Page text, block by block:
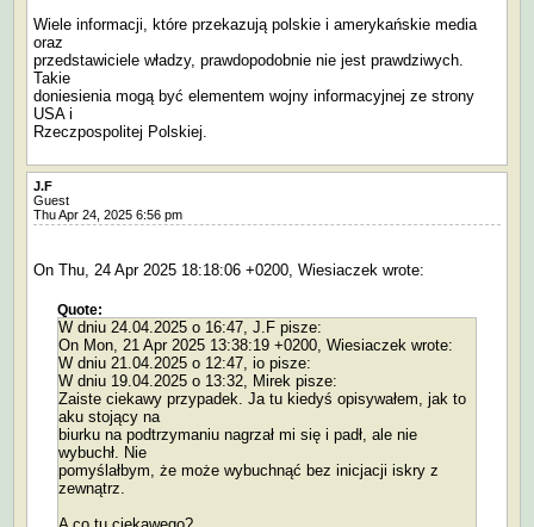
Wiele informacji, które przekazują polskie i amerykańskie media
oraz
przedstawiciele władzy, prawdopodobnie nie jest prawdziwych.
Takie
doniesienia mogą być elementem wojny informacyjnej ze strony
USA i
Rzeczpospolitej Polskiej.
J.F
Guest
Thu Apr 24, 2025 6:56 pm
On Thu, 24 Apr 2025 18:18:06 +0200, Wiesiaczek wrote:
Quote:
W dniu 24.04.2025 o 16:47, J.F pisze:
On Mon, 21 Apr 2025 13:38:19 +0200, Wiesiaczek wrote:
W dniu 21.04.2025 o 12:47, io pisze:
W dniu 19.04.2025 o 13:32, Mirek pisze:
Zaiste ciekawy przypadek. Ja tu kiedyś opisywałem, jak to
aku stojący na
biurku na podtrzymaniu nagrzał mi się i padł, ale nie
wybuchł. Nie
pomyślałbym, że może wybuchnąć bez inicjacji iskry z
zewnątrz.